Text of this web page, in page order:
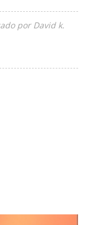
por David k.